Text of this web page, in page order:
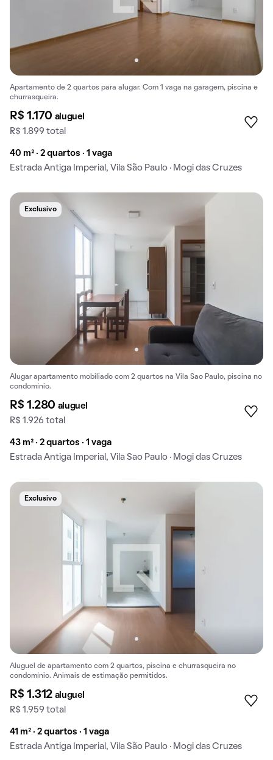
Apartamento de 2 quartos para alugar. Com 1 vaga na garagem, piscina e
churrasqueira.
R$ 1.170 aluguel
R$ 1.899 total
40 m² · 2 quartos · 1 vaga
Estrada Antiga Imperial, Vila São Paulo · Mogi das Cruzes
Exclusivo
Alugar apartamento mobiliado com 2 quartos na Vila Sao Paulo, piscina no
condomínio.
R$ 1.280 aluguel
R$ 1.926 total
43 m² · 2 quartos · 1 vaga
Estrada Antiga Imperial, Vila Sao Paulo · Mogi das Cruzes
Exclusivo
Aluguel de apartamento com 2 quartos, piscina e churrasqueira no
condomínio. Animais de estimação permitidos.
R$ 1.312 aluguel
R$ 1.959 total
41 m² · 2 quartos · 1 vaga
Estrada Antiga Imperial, Vila São Paulo · Mogi das Cruzes